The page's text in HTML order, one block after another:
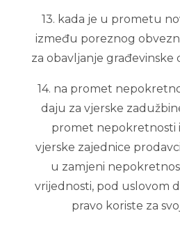
13. kada je u prometu
između poreznog
za obavljanje građevinske
14. na promet
daju za vjerske
promet nepokretnosti
vjerske zajednice
u zamjeni
vrijednosti, pod uslovom
pravo koriste za